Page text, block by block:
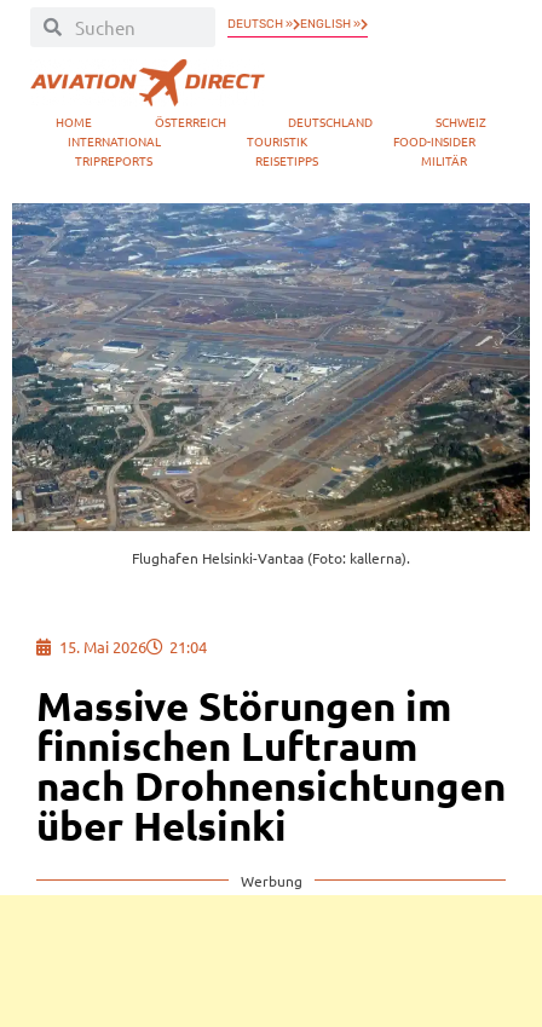
DEUTSCH » ENGLISH »
HOME ÖSTERREICH DEUTSCHLAND
SCHWEIZ
INTERNATIONAL
TOURISTIK
FOOD-INSIDER
TRIPREPORTS
REISETIPPS MILITÄR
Flughafen Helsinki-Vantaa (Foto: kallerna).
15. Mai 2026 21:04
Massive Störungen im
finnischen Luftraum
nach Drohnensichtungen
über Helsinki
Werbung